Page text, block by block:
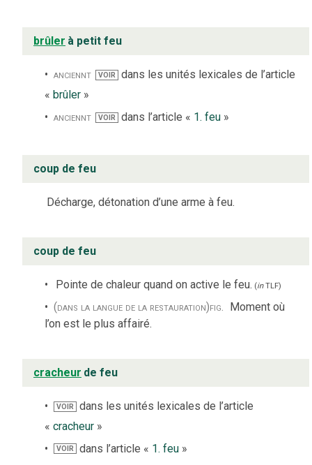
brûler à petit feu
anciennt VOIR dans les unités lexicales de l’article
« brûler »
anciennt
VOIR dans l’article « 1. feu»
coup de feu
Décharge, détonation d’une arme à feu.
coup de feu
Pointe de chaleur quand on active le feu. (inTLF)
(dans la langue de la restauration)fig. Moment où
l’on est le plus affairé.
cracheur de feu
VOIR
dans les unités lexicales de l’article
« cracheur »
VOIR dans l’article « 1. feu »